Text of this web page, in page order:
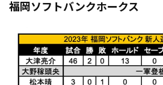
福岡ソフトバンクホークス